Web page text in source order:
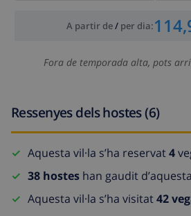
A partir de/ per dia:
Fora de temporada alta, pots
Ressenyes dels hostes (6)
Aquesta vil·la s’ha reservat4
38 hostes han gaudit
Aquesta vil·la s’ha visitat42